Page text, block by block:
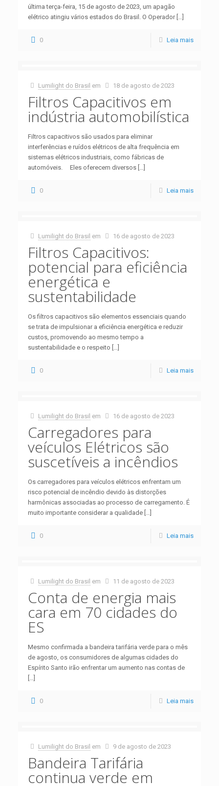
última terça-feira, 15 de agosto de 2023, um apagão
elétrico atingiu vários estados do Brasil. O Operador[…]
0 Leia mais
Lumilight do Brasil em 18 de agosto de 2023
Filtros Capacitivos em
indústria automobilística
Filtros capacitivos são usados para eliminar
interferências e ruídos elétricos de alta frequência em
sistemas elétricos industriais, como fábricas de
automóveis. Eles oferecem diversos […]
0 Leia mais
Lumilight do Brasil em 16 de agosto de 2023
Filtros Capacitivos:
potencial para eficiência
energética e
sustentabilidade
Os filtros capacitivos são elementos essenciais quando
se trata de impulsionar a eficiência energética e reduzir
custos, promovendo ao mesmo tempo a
sustentabilidade e o respeito […]
0 Leia mais
Lumilight do Brasil em 16 de agosto de 2023
Carregadores para
veículos Elétricos são
suscetíveis a incêndios
Os carregadores para veículos elétricos enfrentam um
risco potencial de incêndio devido às distorções
harmônicas associadas ao processo de carregamento. É
muito importante considerar a qualidade […]
0 Leia mais
Lumilight do Brasil em 11 de agosto de 2023
Conta de energia mais
cara em 70 cidades do
ES
Mesmo confirmada a bandeira tarifária verde para o mês
de agosto, os consumidores de algumas cidades do
Espírito Santo irão enfrentar um aumento nas contas de
[…]
0 Leia mais
Lumilight do Brasil em 9 de agosto de 2023
Bandeira Tarifária
continua verde em